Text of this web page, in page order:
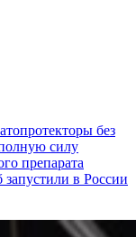
без
силу
препарата
в России